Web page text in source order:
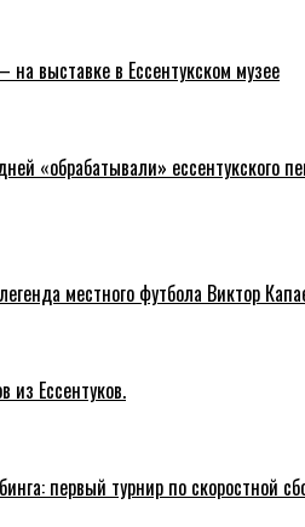
выставке в Ессентукском музее
«обрабатывали» ессентукского
местного футбола Виктор
из Ессентуков.
первый турнир по скоростной